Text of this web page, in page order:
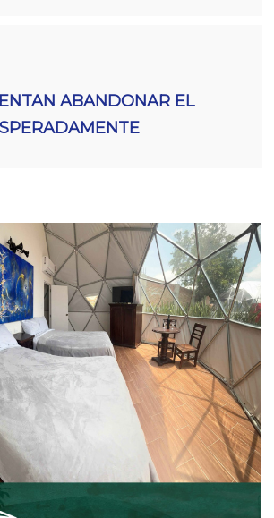
ABANDONAR EL